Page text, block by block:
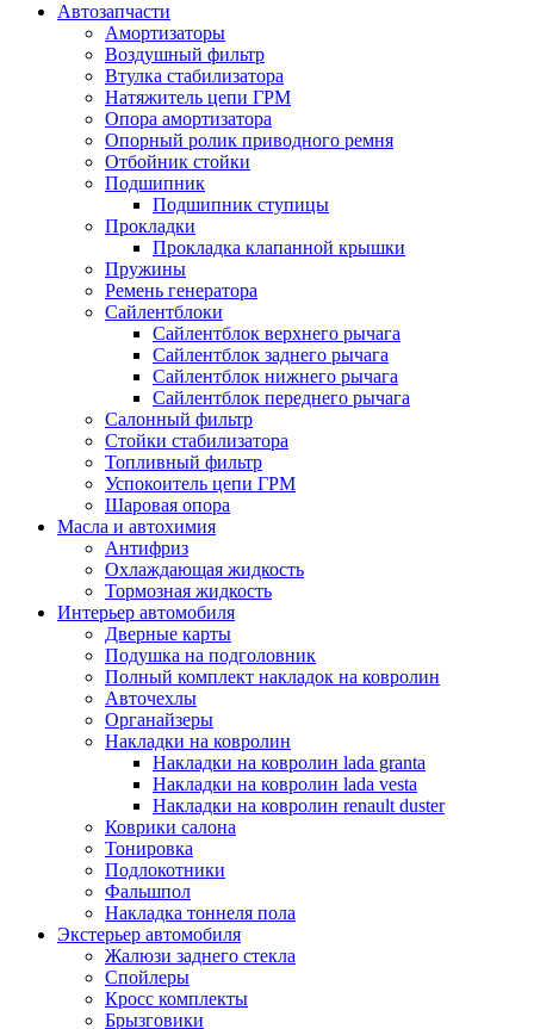
Автозапчасти
Амортизаторы
Воздушный фильтр
Втулка стабилизатора
Натяжитель цепи ГРМ
Опора амортизатора
Опорный ролик приводного ремня
Отбойник стойки
Подшипник
Подшипник ступицы
Прокладки
Прокладка клапанной крышки
Пружины
Ремень генератора
Сайлентблоки
Сайлентблок верхнего рычага
Сайлентблок заднего рычага
Сайлентблок нижнего рычага
Сайлентблок переднего рычага
Салонный фильтр
Стойки стабилизатора
Топливный фильтр
Успокоитель цепи ГРМ
Шаровая опора
Масла и автохимия
Антифриз
Охлаждающая жидкость
Тормозная жидкость
Интерьер автомобиля
Дверные карты
Подушка на подголовник
Полный комплект накладок на ковролин
Авточехлы
Органайзеры
Накладки на ковролин
Накладки на ковролин lada granta
Накладки на ковролин lada vesta
Накладки на ковролин renault duster
Коврики салона
Тонировка
Подлокотники
Фальшпол
Накладка тоннеля пола
Экстерьер автомобиля
Жалюзи заднего стекла
Спойлеры
Кросс комплекты
Брызговики